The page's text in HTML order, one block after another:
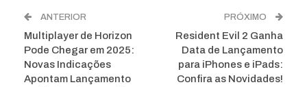
ANTERIOR
Multiplayer de Horizon
Pode Chegar em 2025:
Novas Indicações
Apontam Lançamento
PRÓXIMO
Resident Evil 2 Ganha
Data de Lançamento
para iPhones e iPads:
Confira as Novidades!